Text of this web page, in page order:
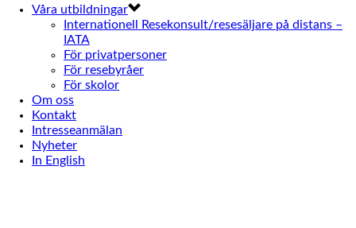
Våra utbildningar
Internationell Resekonsult/resesäljare på distans –
IATA
För privatpersoner
För resebyråer
För skolor
Om oss
Kontakt
Intresseanmälan
Nyheter
In English